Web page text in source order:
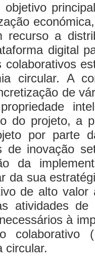
objetivo
recurso a
digital
colaborativos
circular. A
de
do projeto, a
por parte
de inovação
da
da sua
de alto
atividades de
à
colaborativo
circular.